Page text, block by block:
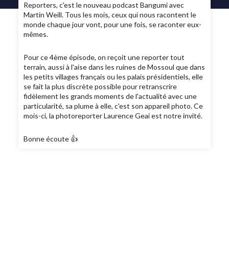
Reporters, c'est le nouveau podcast Bangumi avec
Martin Weill. Tous les mois, ceux qui nous racontent le
monde chaque jour vont, pour une fois, se raconter eux-
mêmes.
Pour ce 4ème épisode, on reçoit une reporter tout
terrain, aussi à l'aise dans les ruines de Mossoul que dans
les petits villages français ou les palais présidentiels, elle
se fait la plus discrète possible pour retranscrire
fidèlement les grands moments de l'actualité avec une
particularité, sa plume à elle, c'est son appareil photo. Ce
mois-ci, la photoreporter Laurence Geai est notre invité.
Bonne écoute 👍